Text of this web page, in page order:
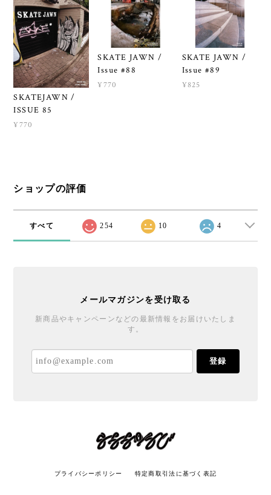
SKATEJAWN /
ISSUE 85
¥770
SKATE JAWN /
Issue #88
¥770
SKATE JAWN /
Issue #89
¥825
ショップの評価
すべて 254 10 4
メールマガジンを受け取る
新商品やキャンペーンなどの最新情報をお届けいたしま
す。
登録
プライバシーポリシー 特定商取引法に基づく表記